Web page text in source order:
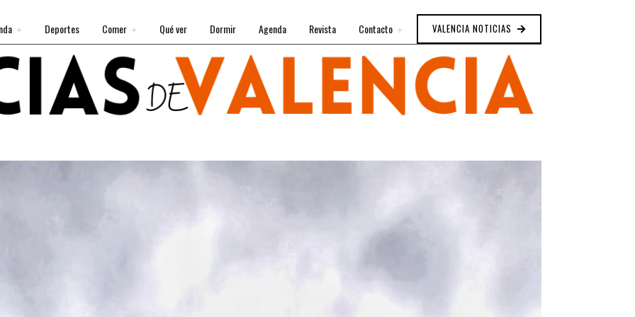
Deportes Comer Qué ver Dormir Agenda Revista Contacto VALENCIA NOTICIAS